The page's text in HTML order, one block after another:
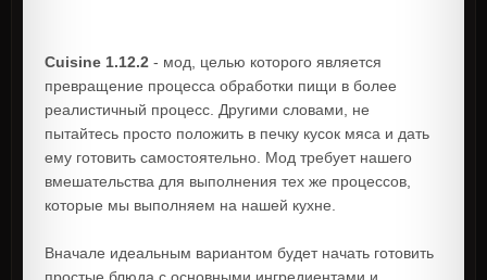
Cuisine 1.12.2 - мод, целью которого является
превращение процесса обработки пищи в более
реалистичный процесс. Другими словами, не
пытайтесь просто положить в печку кусок мяса и дать
ему готовить самостоятельно. Мод требует нашего
вмешательства для выполнения тех же процессов,
которые мы выполняем на нашей кухне.
Вначале идеальным вариантом будет начать готовить